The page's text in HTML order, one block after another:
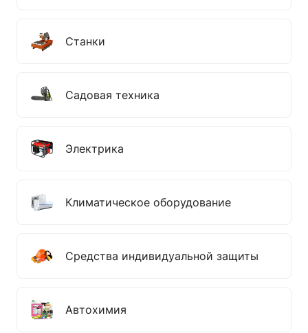
Станки
Садовая техника
Электрика
Климатическое оборудование
Средства индивидуальной защиты
Автохимия